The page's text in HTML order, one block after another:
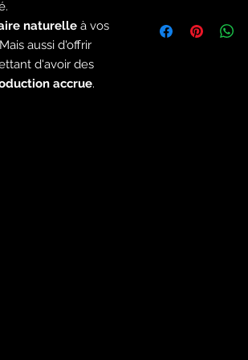
naturelle à vos
aussi d'offrir
d'avoir des
accrue.
Transport 24h